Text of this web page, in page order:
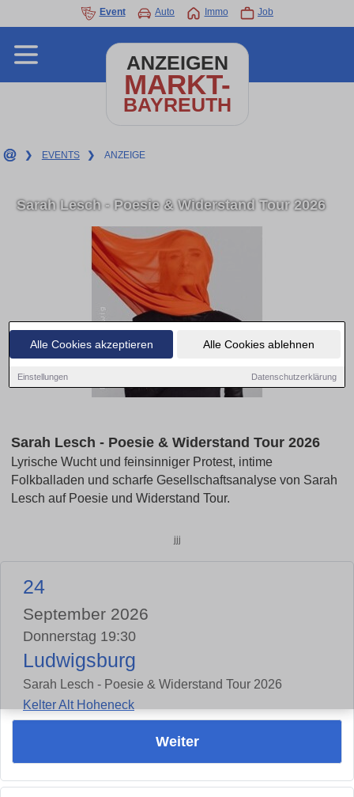
Alle Cookies akzeptieren Alle Cookies ablehnen
Einstellungen Datenschutzerklärung
Event Auto Immo Job
ANZEIGEN
MARKT-
BAYREUTH
❯ EVENTS ❯ ANZEIGE
Sarah Lesch - Poesie & Widerstand Tour 2026
Sarah Lesch - Poesie & Widerstand Tour 2026
Lyrische Wucht und feinsinniger Protest, intime
Folkballaden und scharfe Gesellschaftsanalyse von Sarah
Lesch auf Poesie und Widerstand Tour.
jjj
24
September 2026
Donnerstag 19:30
Ludwigsburg
Sarah Lesch - Poesie & Widerstand Tour 2026
Kelter Alt Hoheneck
Weiter